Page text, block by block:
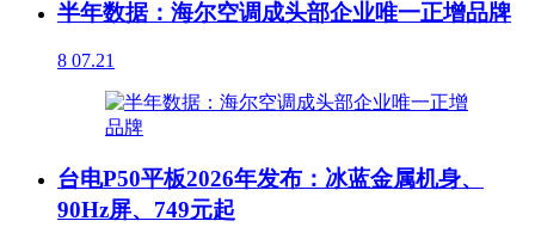
半年数据：海尔空调成头部企业唯一正增品牌
8 07.21
台电P50平板2026年发布：冰蓝金属机身、
90Hz屏、749元起